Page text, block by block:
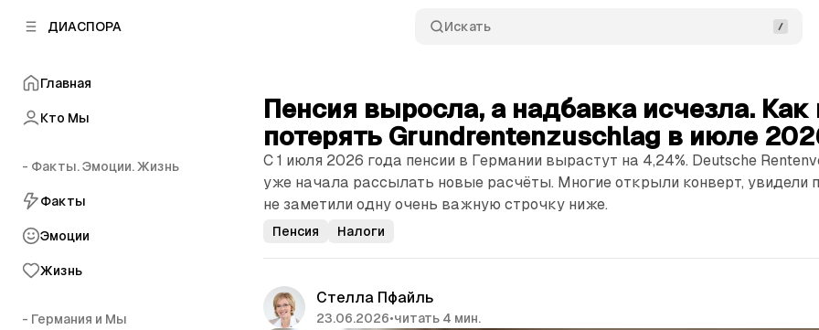
ДИАСПОРА Искать
Главная
Кто Мы
- Факты. Эмоции. Жизнь
Факты
Эмоции
Жизнь
- Германия и Мы
Пенсия выросла, а надбавка исчезла. Как
потерять Grundrentenzuschlag в июле
С 1 июля 2026 года пенсии в Германии вырастут на 4,24%. Deutsche
уже начала рассылать новые расчёты. Многие открыли конверт, увидели
не заметили одну очень важную строчку ниже.
Пенсия Налоги
Стелла Пфайль
23.06.2026•читать 4 мин.